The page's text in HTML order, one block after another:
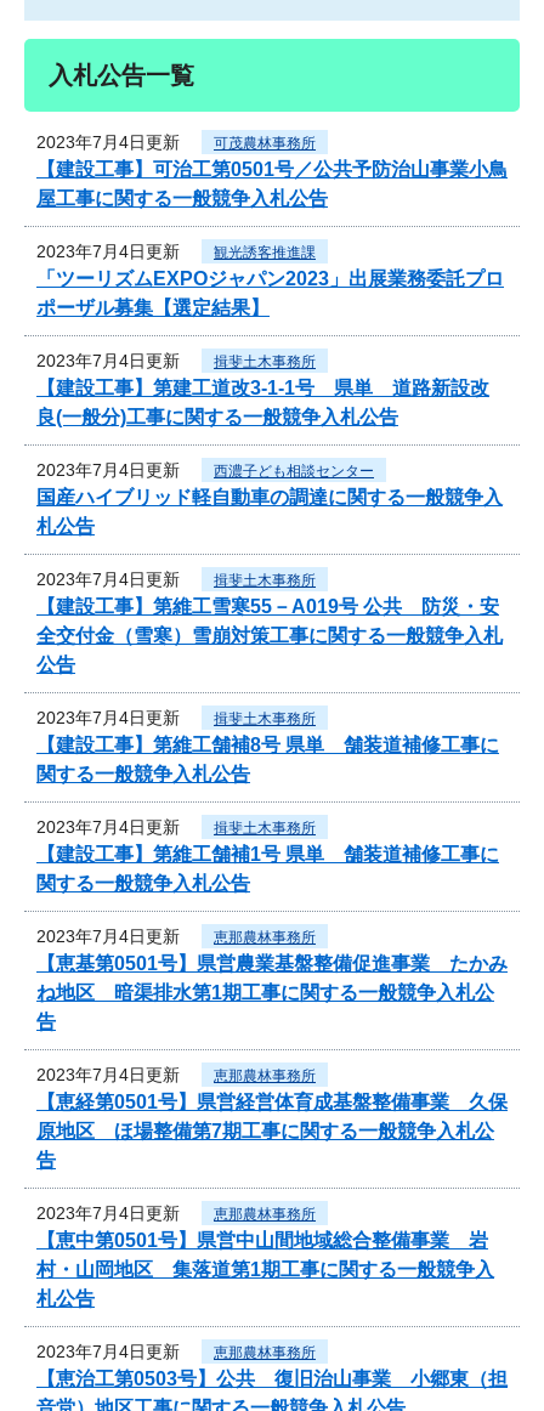
入札公告一覧
2023年7月4日更新 可茂農林事務所
【建設工事】可治工第0501号／公共予防治山事業小鳥
屋工事に関する一般競争入札公告
2023年7月4日更新 観光誘客推進課
「ツーリズムEXPOジャパン2023」出展業務委託プロ
ポーザル募集【選定結果】
2023年7月4日更新 揖斐土木事務所
【建設工事】第建工道改3-1-1号 県単 道路新設改
良(一般分)工事に関する一般競争入札公告
2023年7月4日更新 西濃子ども相談センター
国産ハイブリッド軽自動車の調達に関する一般競争入
札公告
2023年7月4日更新 揖斐土木事務所
【建設工事】第維工雪寒55－A019号 公共 防災・安
全交付金（雪寒）雪崩対策工事に関する一般競争入札
公告
2023年7月4日更新 揖斐土木事務所
【建設工事】第維工舗補8号 県単 舗装道補修工事に
関する一般競争入札公告
2023年7月4日更新 揖斐土木事務所
【建設工事】第維工舗補1号 県単 舗装道補修工事に
関する一般競争入札公告
2023年7月4日更新 恵那農林事務所
【恵基第0501号】県営農業基盤整備促進事業 たかみ
ね地区 暗渠排水第1期工事に関する一般競争入札公
告
2023年7月4日更新 恵那農林事務所
【恵経第0501号】県営経営体育成基盤整備事業 久保
原地区 ほ場整備第7期工事に関する一般競争入札公
告
2023年7月4日更新 恵那農林事務所
【恵中第0501号】県営中山間地域総合整備事業 岩
村・山岡地区 集落道第1期工事に関する一般競争入
札公告
2023年7月4日更新 恵那農林事務所
【恵治工第0503号】公共 復旧治山事業 小郷東（担